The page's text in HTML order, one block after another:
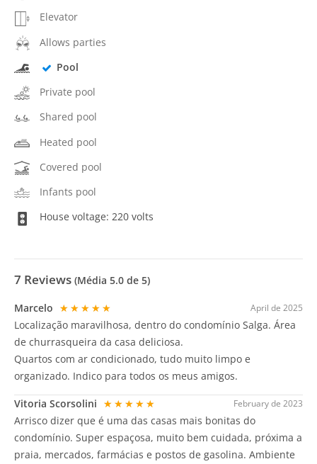
Elevator
Allows parties
Pool
Private pool
Shared pool
Heated pool
Covered pool
Infants pool
House voltage: 220 volts
7 Reviews (Média 5.0 de 5)
April de 2025
Marcelo ★★★★★
Localização maravilhosa, dentro do condomínio Salga. Área
de churrasqueira da casa deliciosa.
Quartos com ar condicionado, tudo muito limpo e
organizado. Indico para todos os meus amigos.
February de 2023
Vitoria Scorsolini ★★★★★
Arrisco dizer que é uma das casas mais bonitas do
condomínio. Super espaçosa, muito bem cuidada, próxima a
praia, mercados, farmácias e postos de gasolina. Ambiente